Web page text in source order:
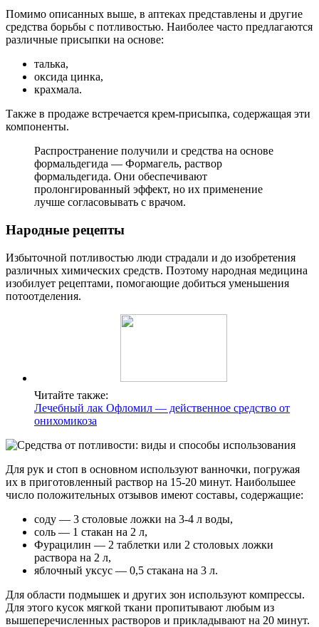
Помимо описанных выше, в аптеках представлены и другие
средства борьбы с потливостью. Наиболее часто предлагаются
различные присыпки на основе:
талька,
оксида цинка,
крахмала.
Также в продаже встречается крем-присыпка, содержащая эти
компоненты.
Распространение получили и средства на основе
формальдегида — Формагель, раствор
формальдегида. Они обеспечивают
пролонгированный эффект, но их применение
лучше согласовывать с врачом.
Народные рецепты
Избыточной потливостью люди страдали и до изобретения
различных химических средств. Поэтому народная медицина
изобилует рецептами, помогающие добиться уменьшения
потоотделения.
Читайте также:
Лечебный лак Офломил — действенное средство от
онихомикоза
Для рук и стоп в основном используют ванночки, погружая
их в приготовленный раствор на 15-20 минут. Наибольшее
число положительных отзывов имеют составы, содержащие:
соду — 3 столовые ложки на 3-4 л воды,
соль — 1 стакан на 2 л,
Фурацилин — 2 таблетки или 2 столовых ложки
раствора на 2 л,
яблочный уксус — 0,5 стакана на 3 л.
Для области подмышек и других зон используют компрессы.
Для этого кусок мягкой ткани пропитывают любым из
вышеперечисленных растворов и прикладывают на 20 минут.